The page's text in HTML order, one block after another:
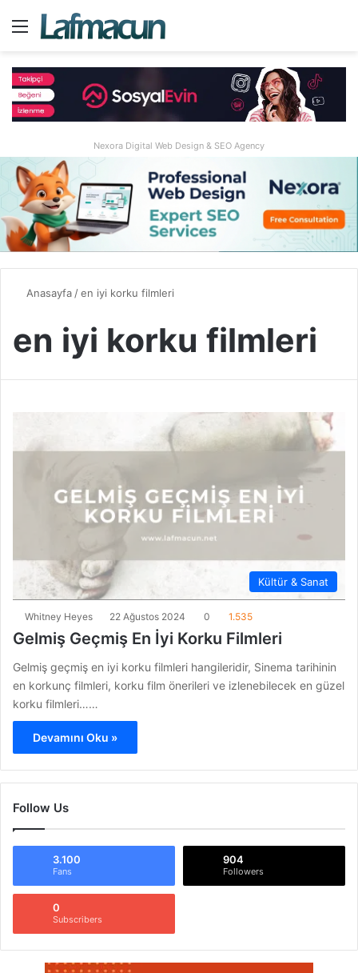
Menü
Nexora Digital Web Design & SEO Agency
Anasayfa/en iyi korku filmleri
en iyi korku filmleri
Kültür & Sanat
Whitney Heyes 22 Ağustos 2024 0 1.535
Gelmiş Geçmiş En İyi Korku Filmleri
Gelmiş geçmiş en iyi korku filmleri hangileridir, Sinema tarihinin
en korkunç filmleri, korku film önerileri ve izlenebilecek en güzel
korku filmleri……
Devamını Oku »
Follow Us
3.100
Fans
904
Followers
0
Subscribers